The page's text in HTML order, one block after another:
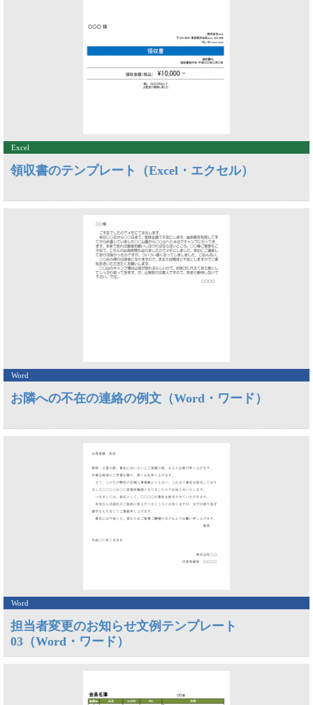
Excel
領収書のテンプレート（Excel・エクセル）
Word
お隣への不在の連絡の例文（Word・ワード）
Word
担当者変更のお知らせ文例テンプレート
03（Word・ワード）